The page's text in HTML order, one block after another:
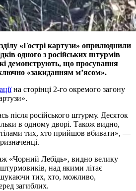
«Гострі картузи» оприлюднили
одного з російських штурмів
демонструють, що просування
«закиданням м’ясом».
на сторінці 2-го окремого загону
після російського штурму. Десяток
в одному дворі. Також видно,
тих, хто прийшов вбивати», —
«Чорний Лебідь», видно велику
штурмовиків, над якими літає
тих, хто, можливо,
загиблих.